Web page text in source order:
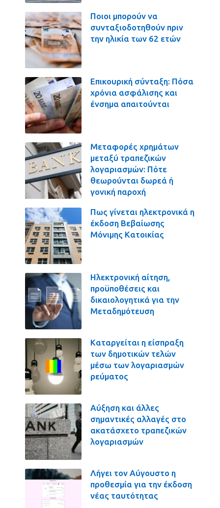
Ποιοι μπορούν να
συνταξιοδοτηθούν πριν
την ηλικία των 62 ετών
Επικουρική σύνταξη: Πόσα
χρόνια ασφάλισης και
ένσημα απαιτούνται
Μεταφορές χρημάτων
μεταξύ τραπεζικών
λογαριασμών: Πότε
θεωρούνται δωρεά ή
γονική παροχή
Πως γίνεται ηλεκτρονικά η
έκδοση Βεβαίωσης
Μόνιμης Κατοικίας
Ηλεκτρονική αίτηση,
προϋποθέσεις και
δικαιολογητικά για την
Μεταδημότευση
Καταργείται η είσπραξη
των δημοτικών τελών
μέσω των λογαριασμών
ρεύματος
Αύξηση και άλλες
σημαντικές αλλαγές στο
ακατάσχετο τραπεζικών
λογαριασμών
Λήγει τον Αύγουστο η
προθεσμία για την έκδοση
νέας ταυτότητας